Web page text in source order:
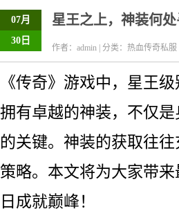
07月
30日
星王之上，神装何处
作者：admin | 分类：热血传奇私服 |
《传奇》游戏中，星王
拥有卓越的神装，不仅
的关键。神装的获取往
策略。本文将为大家带
日成就巅峰！